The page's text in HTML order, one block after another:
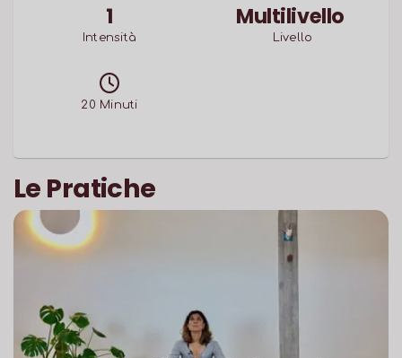
1
Intensità
Multilivello
Livello
20 Minuti
Le Pratiche